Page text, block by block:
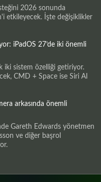
2026 sonunda
etkileyecek. İşte değişiklikler
iPadOS 27’de iki önemli
iki sistem özelliği getiriyor.
CMD + Space ise Siri AI
arkasında önemli
Gareth Edwards yönetmen
ve diğer başrol